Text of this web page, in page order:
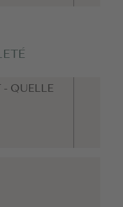
- QUELLE